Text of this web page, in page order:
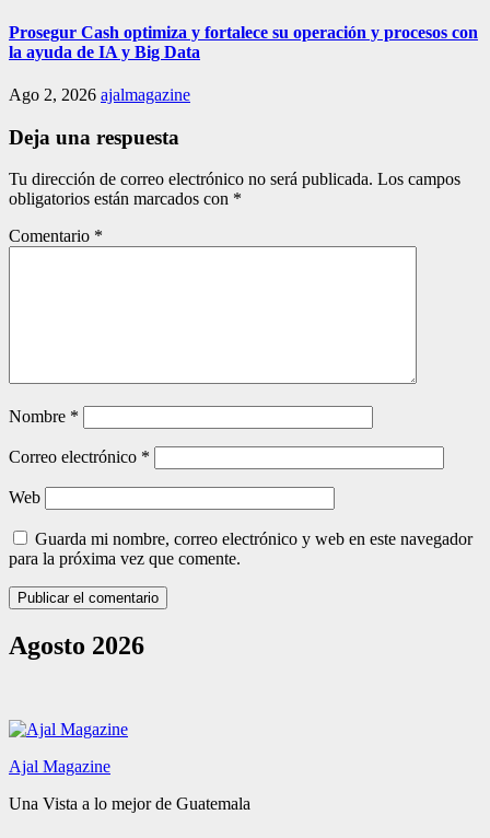
Prosegur Cash optimiza y fortalece su operación y procesos con
la ayuda de IA y Big Data
Ago 2, 2026 ajalmagazine
Deja una respuesta
Tu dirección de correo electrónico no será publicada. Los campos
obligatorios están marcados con *
Comentario *
Nombre *
Correo electrónico *
Web
Guarda mi nombre, correo electrónico y web en este navegador
para la próxima vez que comente.
Agosto 2026
Ajal Magazine
Una Vista a lo mejor de Guatemala